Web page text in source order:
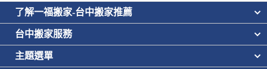
了解一福搬家-台中搬家推薦
台中搬家服務
主題選單